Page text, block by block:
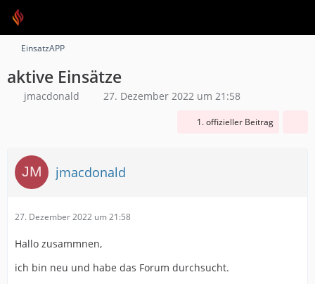
EinsatzAPP
aktive Einsätze
jmacdonald 27. Dezember 2022 um 21:58
1. offizieller Beitrag
jmacdonald
27. Dezember 2022 um 21:58
Hallo zusammnen,
ich bin neu und habe das Forum durchsucht.